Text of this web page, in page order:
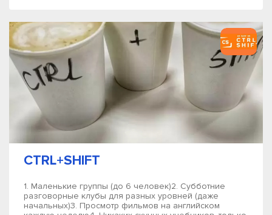
CTRL+SHIFT
1. Маленькие группы (до 6 человек)2. Субботние
разговорные клубы для разных уровней (даже
начальных)3. Просмотр фильмов на английском